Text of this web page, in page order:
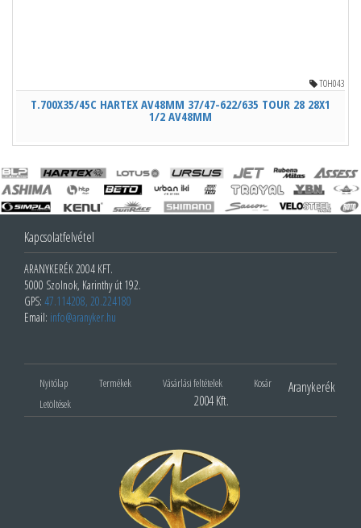
TOH043
T.700X35/45C HARTEX AV48MM 37/47-622/635 TOUR 28 28X1
1/2 AV48MM
Kapcsolatfelvétel
ARANYKERÉK 2004 KFT.
5000 Szolnok, Karinthy út 192.
GPS: 47.114208, 20.224180
Email: info@aranyker.hu
Nyitólap Termékek Vásárlási feltételek
Kosár
Letöltések
Aranykerék
2004 Kft.